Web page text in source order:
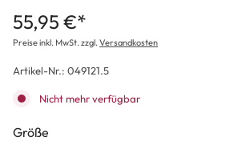
55,95 €*
Preise inkl. MwSt. zzgl.Versandkosten
Artikel-Nr.: 049121.5
Nicht mehr verfügbar
Größe